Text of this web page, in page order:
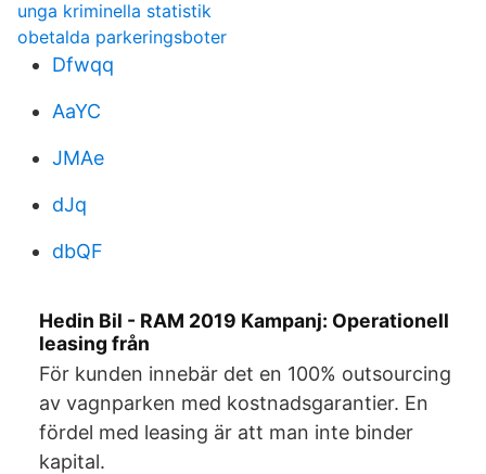
unga kriminella statistik
obetalda parkeringsboter
Dfwqq
AaYC
JMAe
dJq
dbQF
Hedin Bil - RAM 2019 Kampanj: Operationell
leasing från
För kunden innebär det en 100% outsourcing
av vagnparken med kostnadsgarantier. En
fördel med leasing är att man inte binder
kapital.